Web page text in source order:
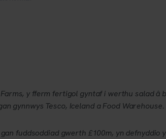
y fferm fertigol gyntaf i werthu salad â
gynnwys Tesco, Iceland a Food Warehouse.
fuddsoddiad gwerth £100m, yn defnyddio